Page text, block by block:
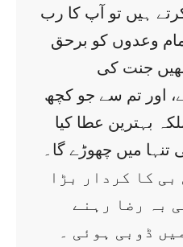
ہیں تو آپ کا رب
وعدوں کو برحق
جنت کی
اور تم سے جو کچھ
بہترین عطا کیا
تنہا میں چھوڑے گا۔
کا کردار بڑا
بہ رضا رہنے
ڈوبی ہوئی ۔